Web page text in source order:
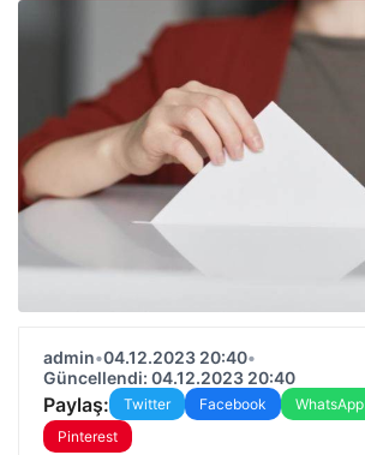
admin•04.12.2023 20:40•
Güncellendi: 04.12.2023 20:40
Paylaş: Twitter Facebook WhatsApp
Pinterest